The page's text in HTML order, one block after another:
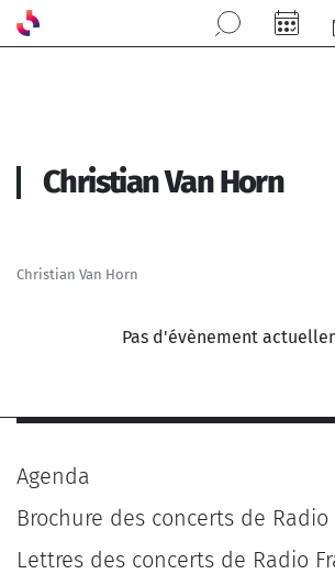
Aller au contenu principal
Christian Van Horn
Christian Van Horn
Pas d'évènement
Agenda
Brochure des concerts de Radio
Lettres des concerts de Radio